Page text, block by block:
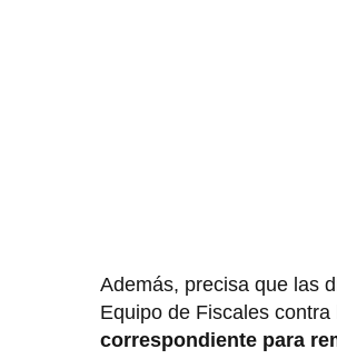
Además, precisa que las
Equipo de Fiscales
correspondiente para